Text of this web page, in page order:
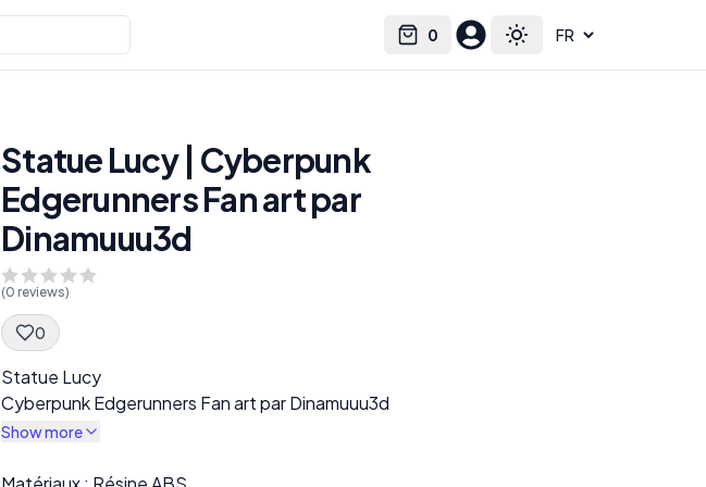
0
Cart Toggle theme
Select language
Statue Lucy | Cyberpunk
Edgerunners Fan art par
Dinamuuu3d
(0 reviews)
0
Spec Description
Statue Lucy
Cyberpunk Edgerunners Fan art par Dinamuuu3d
Show more
Description